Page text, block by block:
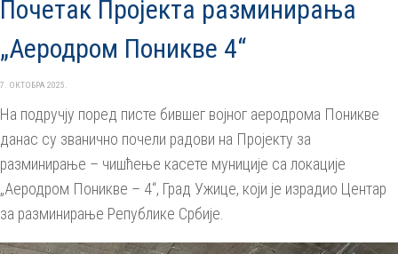
Почетак Пројекта разминирања
„Аеродром Поникве 4“
7. ОКТОБРА 2025.
На подручју поред писте бившег војног аеродрома Поникве
данас су званично почели радови на Пројекту за
разминирање – чишћење касете муниције са локације
„Аеродром Поникве – 4“, Град Ужице, који је израдио Центар
за разминирање Републике Србије.